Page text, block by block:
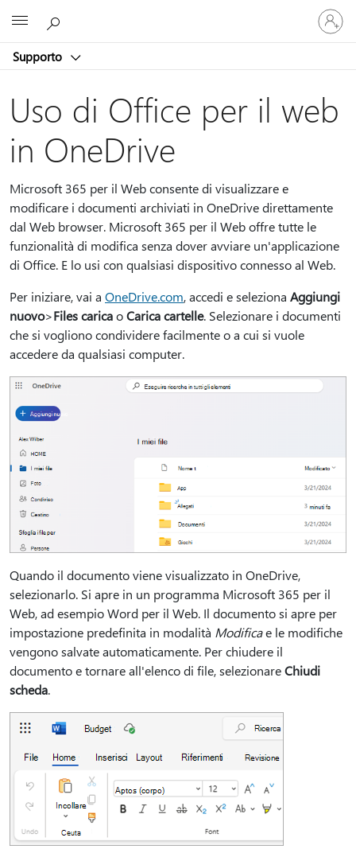
Supporto
Accedi
con
il
account
Uso di Office per il web
in OneDrive
Microsoft 365 per il Web consente di visualizzare e
modificare i documenti archiviati in OneDrive direttamente
dal Web browser. Microsoft 365 per il Web offre tutte le
funzionalità di modifica senza dover avviare un'applicazione
di Office. E lo usi con qualsiasi dispositivo connesso al Web.
Per iniziare, vai a OneDrive.com, accedi e seleziona Aggiungi
nuovo>Files caricaoCarica cartelle. Selezionare i documenti
che si vogliono condividere facilmente o a cui si vuole
accedere da qualsiasi computer.
Quando il documento viene visualizzato in OneDrive,
selezionarlo. Si apre in un programma Microsoft 365 per il
Web, ad esempio Word per il Web. Il documento si apre per
impostazione predefinita in modalità Modificae le modifiche
vengono salvate automaticamente. Per chiudere il
documento e tornare all'elenco di file, selezionareChiudi
scheda.